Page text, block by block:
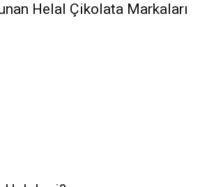
Helal Çikolata Markaları